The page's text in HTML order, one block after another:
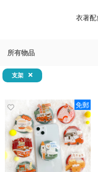
衣著
所有物品
支架
免郵